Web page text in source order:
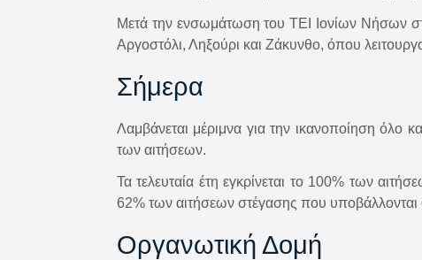
Μετά την ενσωμάτωση του ΤΕΙ Ιονίων Νήσων
Αργοστόλι, Ληξούρι και Ζάκυνθο, όπου
Σήμερα
Λαμβάνεται μέριμνα για την ικανοποίηση όλο
των αιτήσεων.
Τα τελευταία έτη εγκρίνεται το 100% των
62% των αιτήσεων στέγασης που
Οργανωτική Δομή